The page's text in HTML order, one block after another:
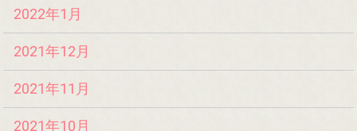
2022年1月
2021年12月
2021年11月
2021年10月